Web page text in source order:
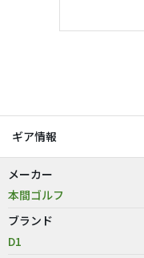
ギア情報
メーカー
本間ゴルフ
ブランド
D1